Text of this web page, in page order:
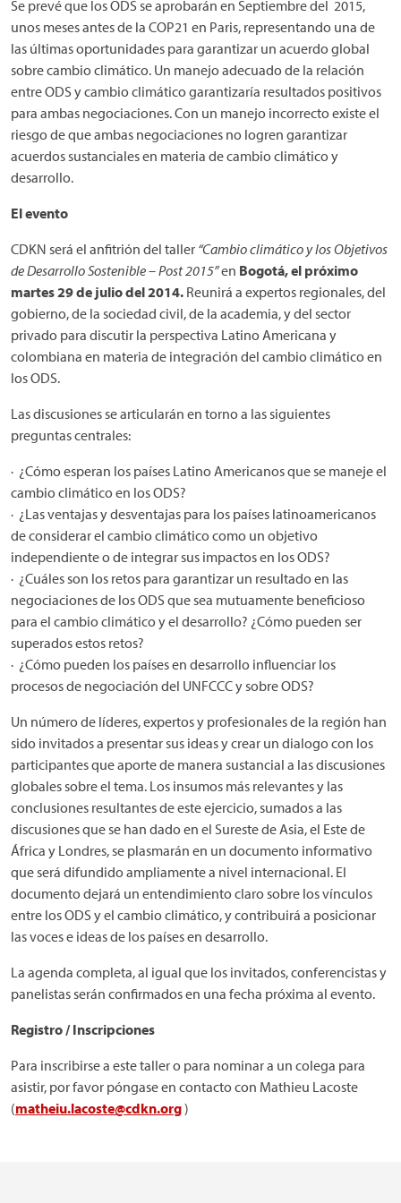
Se prevé que los ODS se aprobarán en Septiembre del 2015,
unos meses antes de la COP21 en Paris, representando una de
las últimas oportunidades para garantizar un acuerdo global
sobre cambio climático. Un manejo adecuado de la relación
entre ODS y cambio climático garantizaría resultados positivos
para ambas negociaciones. Con un manejo incorrecto existe el
riesgo de que ambas negociaciones no logren garantizar
acuerdos sustanciales en materia de cambio climático y
desarrollo.
El evento
CDKN será el anfitrión del taller “Cambio climático y los Objetivos
de Desarrollo Sostenible – Post 2015”en Bogotá, el próximo
martes 29 de julio del 2014. Reunirá a expertos regionales, del
gobierno, de la sociedad civil, de la academia, y del sector
privado para discutir la perspectiva Latino Americana y
colombiana en materia de integración del cambio climático en
los ODS.
Las discusiones se articularán en torno a las siguientes
preguntas centrales:
· ¿Cómo esperan los países Latino Americanos que se maneje el
cambio climático en los ODS?
· ¿Las ventajas y desventajas para los países latinoamericanos
de considerar el cambio climático como un objetivo
independiente o de integrar sus impactos en los ODS?
· ¿Cuáles son los retos para garantizar un resultado en las
negociaciones de los ODS que sea mutuamente beneficioso
para el cambio climático y el desarrollo? ¿Cómo pueden ser
superados estos retos?
· ¿Cómo pueden los países en desarrollo influenciar los
procesos de negociación del UNFCCC y sobre ODS?
Un número de líderes, expertos y profesionales de la región han
sido invitados a presentar sus ideas y crear un dialogo con los
participantes que aporte de manera sustancial a las discusiones
globales sobre el tema. Los insumos más relevantes y las
conclusiones resultantes de este ejercicio, sumados a las
discusiones que se han dado en el Sureste de Asia, el Este de
África y Londres, se plasmarán en un documento informativo
que será difundido ampliamente a nivel internacional. El
documento dejará un entendimiento claro sobre los vínculos
entre los ODS y el cambio climático, y contribuirá a posicionar
las voces e ideas de los países en desarrollo.
La agenda completa, al igual que los invitados, conferencistas y
panelistas serán confirmados en una fecha próxima al evento.
Registro / Inscripciones
Para inscribirse a este taller o para nominar a un colega para
asistir, por favor póngase en contacto con Mathieu Lacoste
(matheiu.lacoste@cdkn.org)